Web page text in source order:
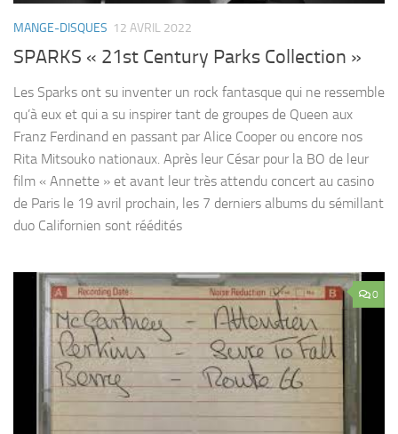
MANGE-DISQUES 12 AVRIL 2022
SPARKS « 21st Century Parks Collection »
Les Sparks ont su inventer un rock fantasque qui ne ressemble
qu’à eux et qui a su inspirer tant de groupes de Queen aux
Franz Ferdinand en passant par Alice Cooper ou encore nos
Rita Mitsouko nationaux. Après leur César pour la BO de leur
film « Annette » et avant leur très attendu concert au casino
de Paris le 19 avril prochain, les 7 derniers albums du sémillant
duo Californien sont réédités
0